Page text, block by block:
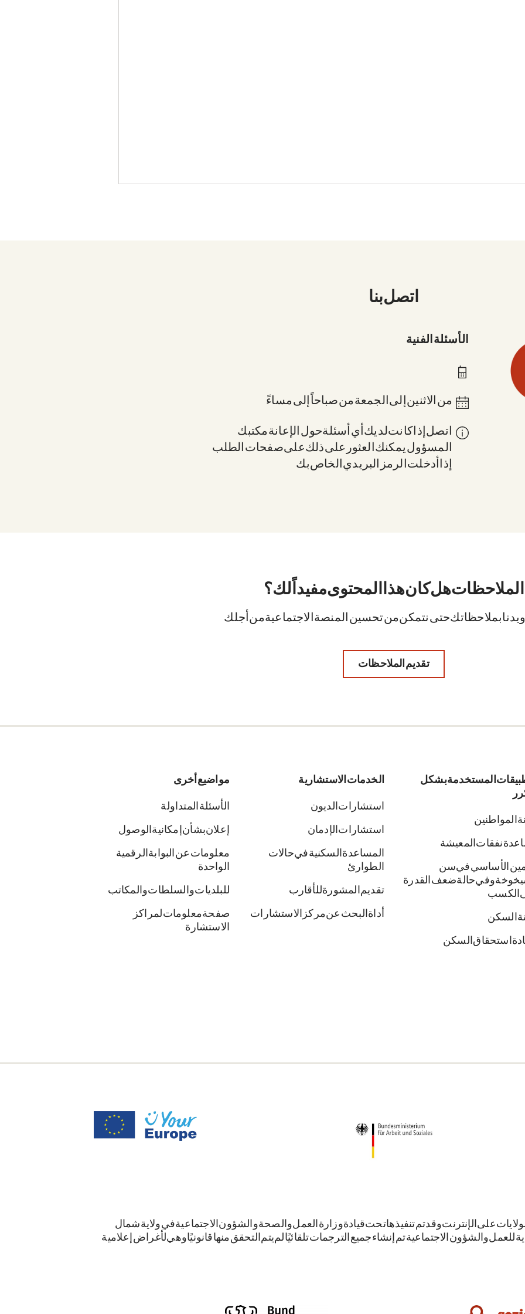
اتصل بنا
الأسئلة الفنية
من الاثنين إلى الجمعة من 8 صباحاً إلى 6 مساءً
اتصل إذا كانت لديك أي أسئلة حول الإعانة: مكتبك
المسؤول. يمكنك العثور على ذلك على صفحات الطلب
إذا أدخلت الرمز البريدي الخاص بك.
الملاحظات. هل كان هذا المحتوى مفيداً لك؟
بملاحظاتك حتى نتمكن من تحسين المنصة الاجتماعية من أجلك.
تقديم الملاحظات
المستخدمة بشكل
المواطنين
نفقات المعيشة
الأساسي في سن
وفي حالة ضعف القدرة
الكسب
السكن
استحقاق السكن
الخدمات الاستشارية
استشارات الديون
استشارات الإدمان
المساعدة السكنية في حالات
الطوارئ
تقديم المشورة للأقارب
أداة البحث عن مركز الاستشارات
مواضيع أخرى
الأسئلة المتداولة
إعلان بشأن إمكانية الوصول
معلومات عن البوابة الرقمية
الواحدة
للبلديات والسلطات والمكاتب
صفحة معلومات لمراكز
الاستشارة
على الإنترنت. وقد تم تنفيذها تحت قيادة وزارة العمل والصحة والشؤون الاجتماعية في ولاية شمال
للعمل والشؤون الاجتماعية. تم إنشاء جميع الترجمات تلقائيًا. لم يتم التحقق منها قانونيًا وهي لأغراض إعلامية